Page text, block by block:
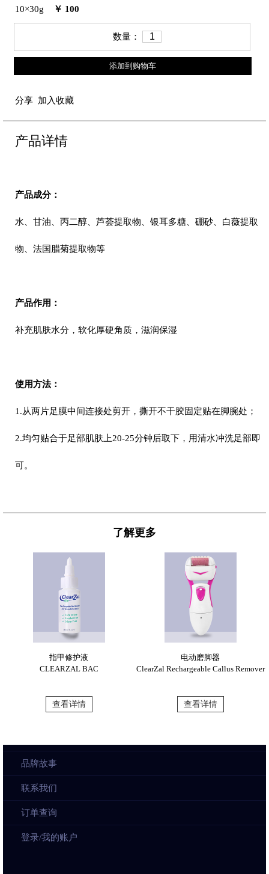
10×30g ￥ 100
数量：
添加到购物车
分享 加入收藏
产品详情
产品成分：
水、甘油、丙二醇、芦荟提取物、银耳多糖、硼砂、白薇提取
物、法国腊菊提取物等
产品作用：
补充肌肤水分，软化厚硬角质，滋润保湿
使用方法：
1.从两片足膜中间连接处剪开，撕开不干胶固定贴在脚腕处；
2.均匀贴合于足部肌肤上20-25分钟后取下，用清水冲洗足部即
可。
了解更多
指甲修护液
CLEARZAL BAC
查看详情
电动磨脚器
ClearZal Rechargeable Callus Remover
查看详情
品牌故事
联系我们
订单查询
登录/我的账户